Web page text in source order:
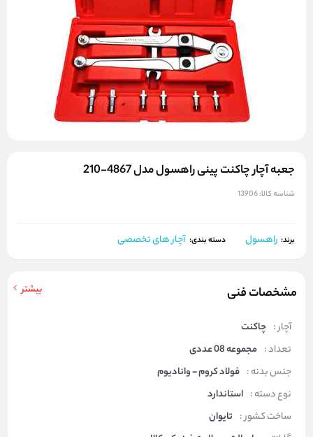
جعبه آچار چاکنت پینی راهسول مدل 4867-210
شناسه کالا:13906
برند: راهسول دسته بندی: آچار های تخصصی
مشخصات فنی بیشتر
آچار : چاکنت
تعداد : مجموعه 08 عددی
جنس بدنه : فولاد کروم - وانادیوم
نوع دسته : استاندارد
ساخت کشور : تایوان